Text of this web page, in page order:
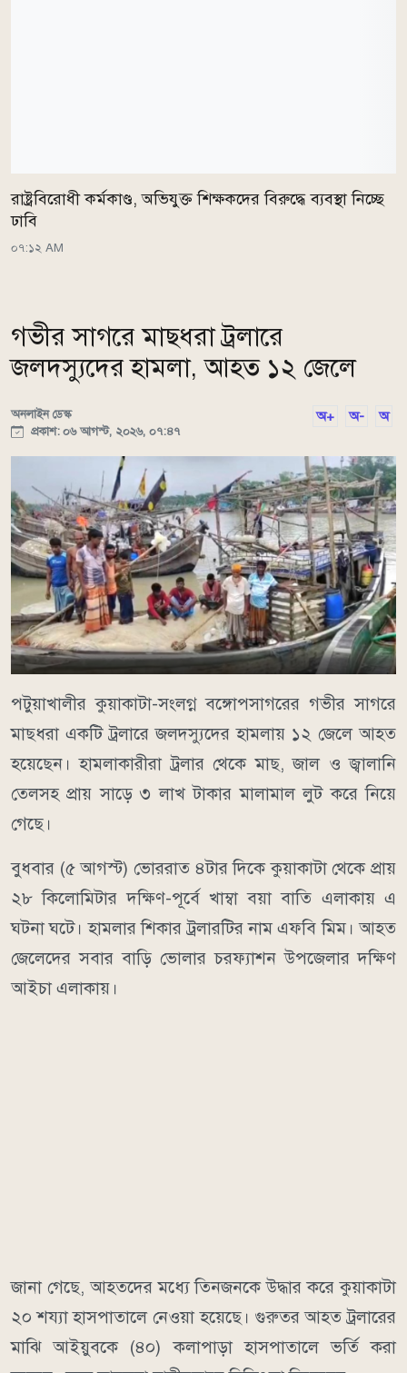
রাষ্ট্রবিরোধী কর্মকাণ্ড, অভিযুক্ত শিক্ষকদের বিরুদ্ধে ব্যবস্থা নিচ্ছে
ঢাবি
০৭:১২ AM
গভীর সাগরে মাছধরা ট্রলারে
জলদস্যুদের হামলা, আহত ১২ জেলে
অনলাইন ডেস্ক
প্রকাশ: ০৬ আগস্ট, ২০২৬, ০৭:৪৭
অ+ অ- অ
পটুয়াখালীর কুয়াকাটা-সংলগ্ন বঙ্গোপসাগরের গভীর সাগরে
মাছধরা একটি ট্রলারে জলদস্যুদের হামলায় ১২ জেলে আহত
হয়েছেন। হামলাকারীরা ট্রলার থেকে মাছ, জাল ও জ্বালানি
তেলসহ প্রায় সাড়ে ৩ লাখ টাকার মালামাল লুট করে নিয়ে
গেছে।
বুধবার (৫ আগস্ট) ভোররাত ৪টার দিকে কুয়াকাটা থেকে প্রায়
২৮ কিলোমিটার দক্ষিণ-পূর্বে খাম্বা বয়া বাতি এলাকায় এ
ঘটনা ঘটে। হামলার শিকার ট্রলারটির নাম এফবি মিম। আহত
জেলেদের সবার বাড়ি ভোলার চরফ্যাশন উপজেলার দক্ষিণ
আইচা এলাকায়।
জানা গেছে, আহতদের মধ্যে তিনজনকে উদ্ধার করে কুয়াকাটা
২০ শয্যা হাসপাতালে নেওয়া হয়েছে। গুরুতর আহত ট্রলারের
মাঝি আইয়ুবকে (৪০) কলাপাড়া হাসপাতালে ভর্তি করা